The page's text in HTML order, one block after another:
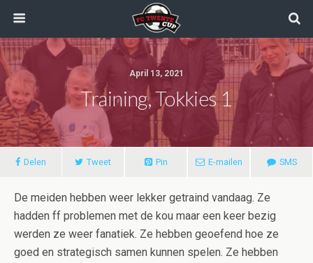
April 13, 2021
Training, Tokkies 1
Delen Tweet Pin E-mailen SMS
De meiden hebben weer lekker getraind vandaag. Ze
hadden ff problemen met de kou maar een keer bezig
werden ze weer fanatiek. Ze hebben geoefend hoe ze
goed en strategisch samen kunnen spelen. Ze hebben